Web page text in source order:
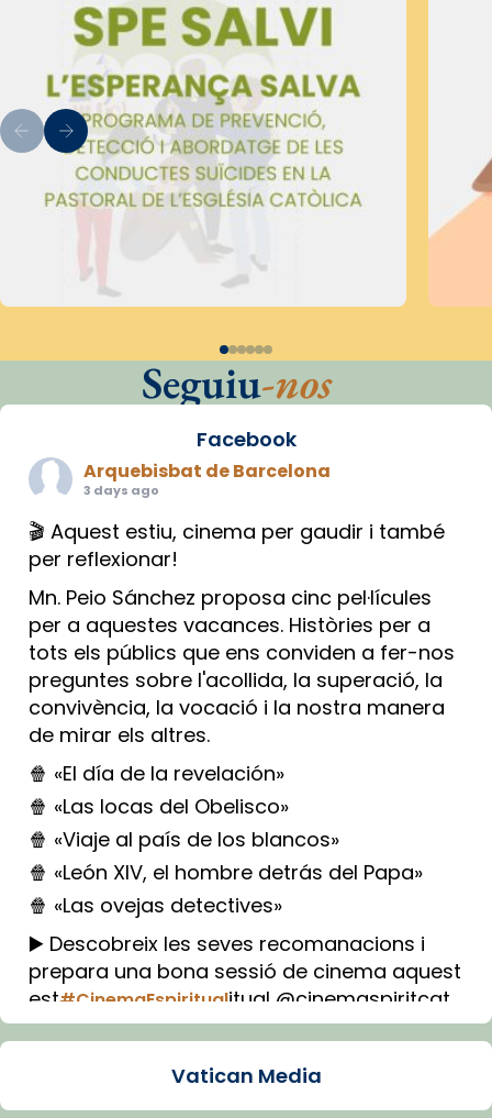
Seguiu-nos
Facebook
Arquebisbat de Barcelona
3 days ago
🎬 Aquest estiu, cinema per gaudir i també
per reflexionar!
Mn. Peio Sánchez proposa cinc pel·lícules
per a aquestes vacances. Històries per a
tots els públics que ens conviden a fer-nos
preguntes sobre l'acollida, la superació, la
convivència, la vocació i la nostra manera
de mirar els altres.
🍿 «El día de la revelación»
🍿 «Las locas del Obelisco»
🍿 «Viaje al país de los blancos»
🍿 «León XIV, el hombre detrás del Papa»
🍿 «Las ovejas detectives»
▶️ Descobreix les seves recomanacions i
prepara una bona sessió de cinema aquest
est#CinemaEspiritualitual @cinemaspiritcat
Imatge: Generada amb IA (OpenAI)
Vatican Media